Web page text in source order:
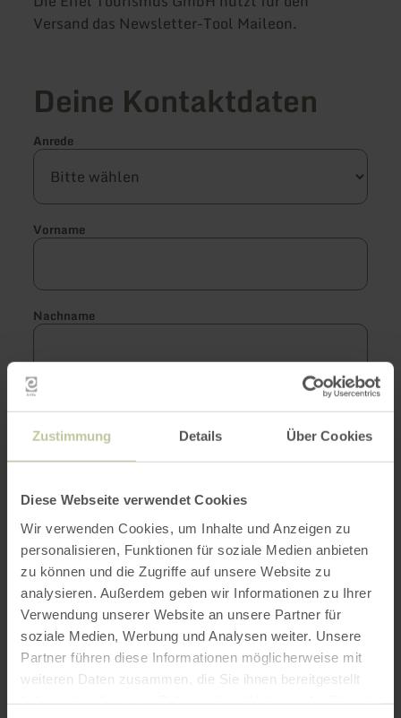
Zustimmung Details Über Cookies
Diese Webseite verwendet Cookies
Wir verwenden Cookies, um Inhalte und Anzeigen zu
personalisieren, Funktionen für soziale Medien anbieten
zu können und die Zugriffe auf unsere Website zu
analysieren. Außerdem geben wir Informationen zu Ihrer
Verwendung unserer Website an unsere Partner für
soziale Medien, Werbung und Analysen weiter. Unsere
Partner führen diese Informationen möglicherweise mit
weiteren Daten zusammen, die Sie ihnen bereitgestellt
Versand das Newsletter-Tool Maileon.
Deine Kontaktdaten
Anrede
Vorname
Nachname
E-Mail Adresse
Ja, ich bin mit den
Captcha*